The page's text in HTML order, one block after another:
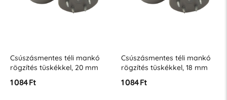
Csúszásmentes téli mankó
rögzítés tüskékkel, 20 mm
szürke
1 084 Ft
Csúszásmentes téli mankó
rögzítés tüskékkel, 18 mm
szürke
1 084 Ft